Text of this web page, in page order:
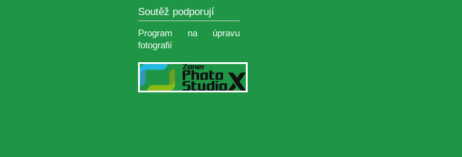
Soutěž podporují
Program na úpravu
fotografií